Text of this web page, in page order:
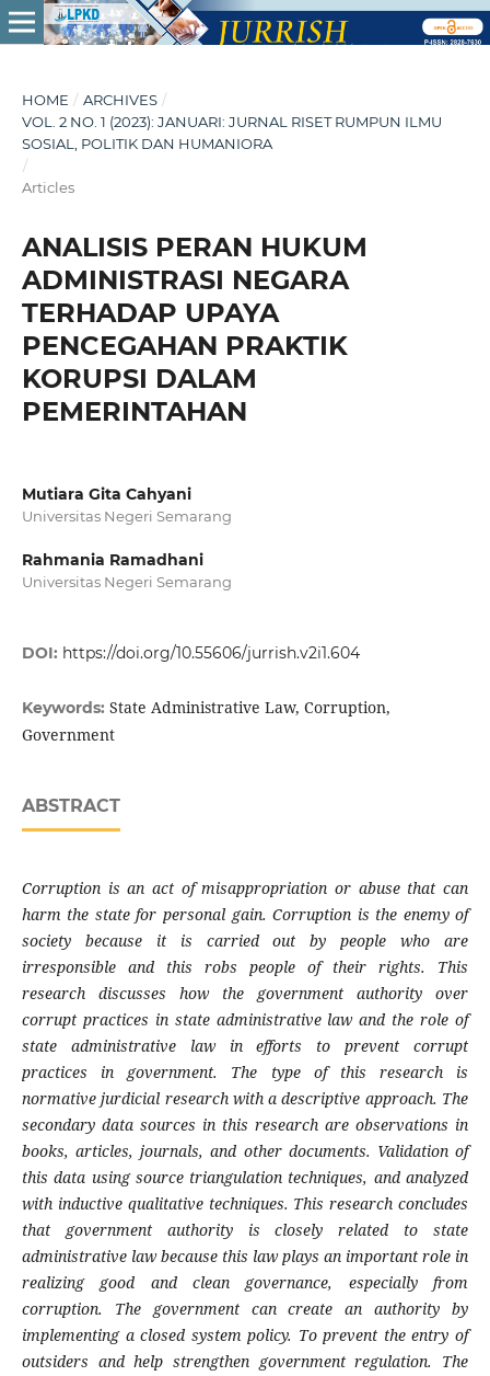
HOME / ARCHIVES /
VOL. 2 NO. 1 (2023): JANUARI: JURNAL RISET RUMPUN ILMU
SOSIAL, POLITIK DAN HUMANIORA
/
Articles
ANALISIS PERAN HUKUM
ADMINISTRASI NEGARA
TERHADAP UPAYA
PENCEGAHAN PRAKTIK
KORUPSI DALAM
PEMERINTAHAN
Mutiara Gita Cahyani
Universitas Negeri Semarang
Rahmania Ramadhani
Universitas Negeri Semarang
DOI: https://doi.org/10.55606/jurrish.v2i1.604
Keywords: State Administrative Law, Corruption,
Government
ABSTRACT
Corruption is an act of misappropriation or abuse that can
harm the state for personal gain. Corruption is the enemy of
society because it is carried out by people who are
irresponsible and this robs people of their rights. This
research discusses how the government authority over
corrupt practices in state administrative law and the role of
state administrative law in efforts to prevent corrupt
practices in government. The type of this research is
normative jurdicial research with a descriptive approach. The
secondary data sources in this research are observations in
books, articles, journals, and other documents. Validation of
this data using source triangulation techniques, and analyzed
with inductive qualitative techniques. This research concludes
that government authority is closely related to state
administrative law because this law plays an important role in
realizing good and clean governance, especially from
corruption. The government can create an authority by
implementing a closed system policy. To prevent the entry of
outsiders and help strengthen government regulation. The